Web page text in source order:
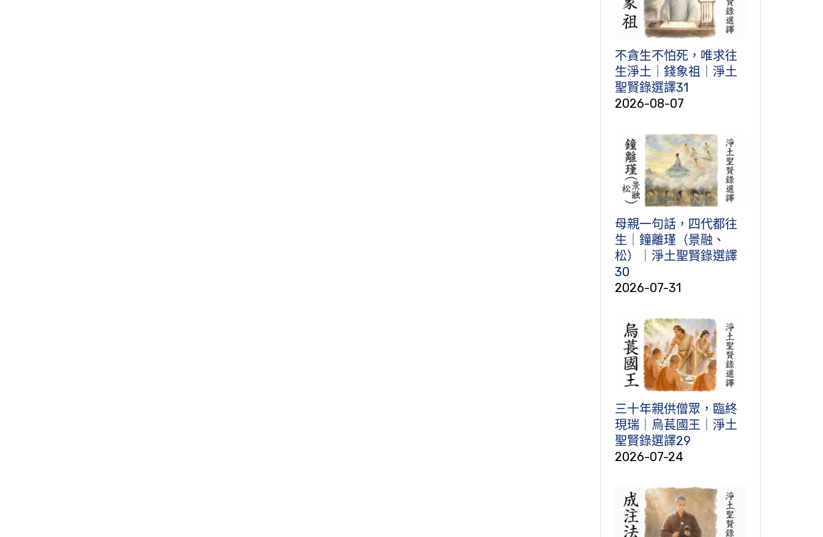
不貪生不怕死，唯求往
生淨土｜錢象祖｜淨土
聖賢錄選譯31
2026-08-07
母親一句話，四代都往
生｜鐘離瑾（景融、
松）｜淨土聖賢錄選譯
30
2026-07-31
三十年親供僧眾，臨終
現瑞｜烏萇國王｜淨土
聖賢錄選譯29
2026-07-24